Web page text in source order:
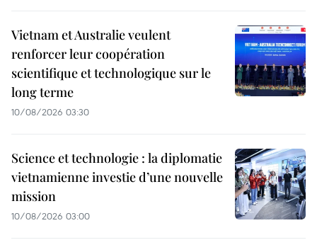
Vietnam et Australie veulent
renforcer leur coopération
scientifique et technologique sur le
long terme
10/08/2026 03:30
Science et technologie : la diplomatie
vietnamienne investie d’une nouvelle
mission
10/08/2026 03:00